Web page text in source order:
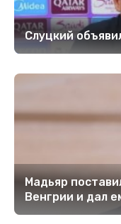
Слуцкий
Мадьяр
Венгрии и дал